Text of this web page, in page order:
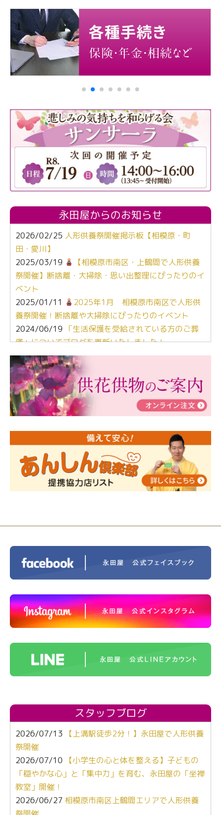
永田屋からのお知らせ
2026/02/25 人形供養祭開催掲示板【相模原・町
田・愛川】
2025/03/19
【相模原市南区・上鶴間で人形供養
祭開催】断捨離・大掃除・思い出整理にぴったりのイ
ベント
2025/01/11
2025年1月 相模原市南区で人形供
養祭開催！断捨離や大掃除にぴったりのイベント
2024/06/19 「生活保護を受給されている方のご葬
儀」についてブログを更新いたしました！
2024/03/06【終活なるほど教室】「マンガで学
ぶ！はじめてのお葬式」小さな家族葬ハウス®町田成
瀬 ご参加ありがとうございました！
2024/01/19令和6年能登半島地震災害の寄付のご報
告
人形供養 寄付のご報告
2023/12/16終活なるほど教室＠小さな家族葬ハウ
ス®上鶴間 エンディングノートを書いてみよう！
2023/11/29 永田屋創業110周年記念式典 レンブラ
ントホテル東京町田
スタッフブログ
2026/07/13
【上溝駅徒歩2分！】永田屋で人形供養
祭開催
2026/07/10
【小学生の心と体を整える】子どもの
「穏やかな心」と「集中力」を育む、永田屋の「坐禅
教室」開催！
2026/06/27 相模原市南区上鶴間エリアで人形供養